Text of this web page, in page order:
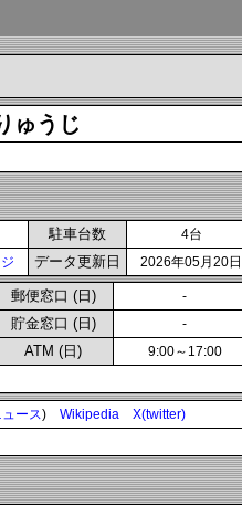
ゅうじ
駐車台数 4台
データ更新日 2026年05月20日
郵便窓口 (日) -
貯金窓口 (日) -
ATM (日) 9:00～17:00
ュース) Wikipedia X(twitter)